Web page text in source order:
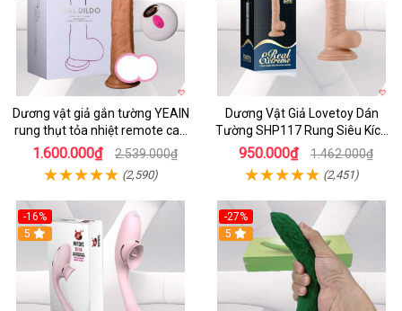
Dương vật giả gắn tường YEAIN
rung thụt tỏa nhiệt remote cao
cấp
1.600.000₫ 2.539.000₫
(2,590)
Dương Vật Giả Lovetoy Dán
Tường SHP117 Rung Siêu Kích
Thích
950.000₫ 1.462.000₫
(2,451)
-16%
5
-27%
5